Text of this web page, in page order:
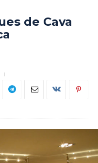
de Cava